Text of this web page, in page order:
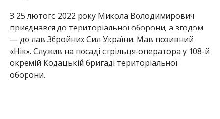
З 25 лютого 2022 року Микола Володимирович
приєднався до територіальної оборони, а згодом
— до лав Збройних Сил України. Мав позивний
«Нік». Служив на посаді стрільця-оператора у 108-й
окремій Кодацькій бригаді територіальної
оборони.